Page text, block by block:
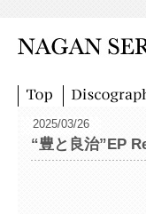
2025/03/26
“豊と良治”EP